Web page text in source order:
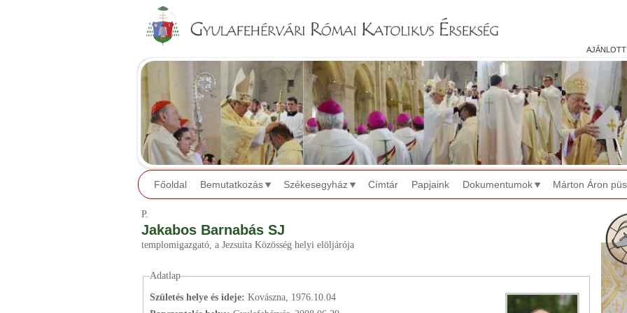
ajánlott
Főoldal Bemutatkozás Székesegyház Címtár Papjaink Dokumentumok Márton Áron
P.
Jakabos Barnabás SJ
templomigazgató, a Jezsuita Közösség helyi elöljárója
Adatlap
Születés helye és ideje: Kovászna, 1976.10.04